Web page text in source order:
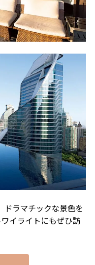
ドラマチックな景色を
イライトにもぜひ訪